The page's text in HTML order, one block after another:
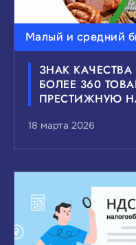
Малый и средний
ЗНАК
БОЛЕЕ 360
ПРЕСТИЖНУЮ
18 марта 2026